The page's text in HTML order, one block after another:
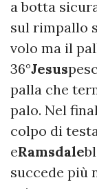
a botta
sul rimpallo
volo ma il
36°Jesus
palla che
palo. Nel
colpo di
eRamsdale
succede più